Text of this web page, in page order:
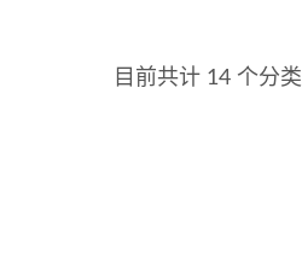
目前共计 14 个分类